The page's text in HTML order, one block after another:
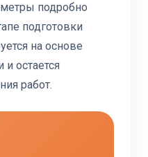
подробно
подготовки
на основе
остается
работ.